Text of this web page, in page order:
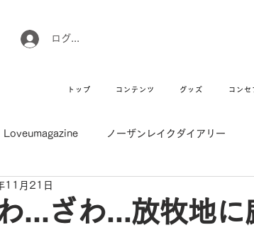
ログイン
トップ コンテンツ グッズ コンセ
Loveumagazine ノーザンレイクダイアリー
然日記
...ざわ...放牧地に
11月21日